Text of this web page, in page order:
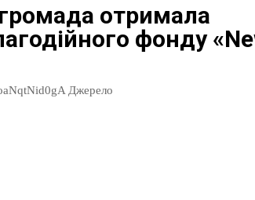
отримала
фонду
https://www.youtube.com/watch?v=oaNqtNid0gA Джерело